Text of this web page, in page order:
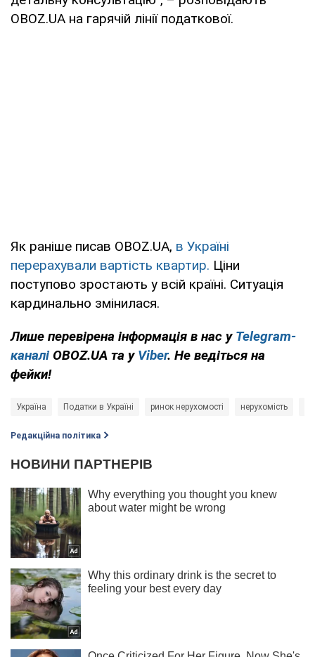
OBOZ.UA на гарячій лінії податкової.
Як раніше писав OBOZ.UA, в Україні
перерахували вартість квартир. Ціни
поступово зростають у всій країні. Ситуація
кардинально змінилася.
Лише перевірена інформація в нас у Telegram-
каналі OBOZ.UA та у Viber. Не ведіться на
фейки!
Україна Податки в Україні ринок нерухомості нерухомість
Редакційна політика